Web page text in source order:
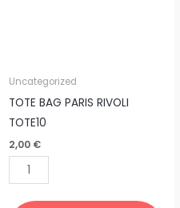
Uncategorized
TOTE BAG PARIS RIVOLI
TOTE10
2,00 €
quantité
de
TOTE
PARIS
RIVOLI